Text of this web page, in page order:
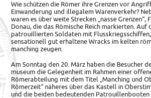
Wie schützen die Römer ihre Grenzen vor
Einwanderung und illegalem Warenverkehr?
waren es über weite Strecken „nasse Grenzen“,
Donau, die das Römische Reich markierten. Auf
patrouillierten Soldaten mit
sensationell gut erhaltene Wracks im kelten
manching zeugen.
Am Sonntag den 20. März haben die Besucher
museum die Gelegenheit im Rahmen einer
Römerabteilung mit dem Titel „Manching und
Römerzeit“ näheres über das Kastell in
und die beiden bedeutenden Patrouillenbooten